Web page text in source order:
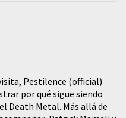
Pestilence (official)
por qué sigue siendo
Death Metal. Más allá de